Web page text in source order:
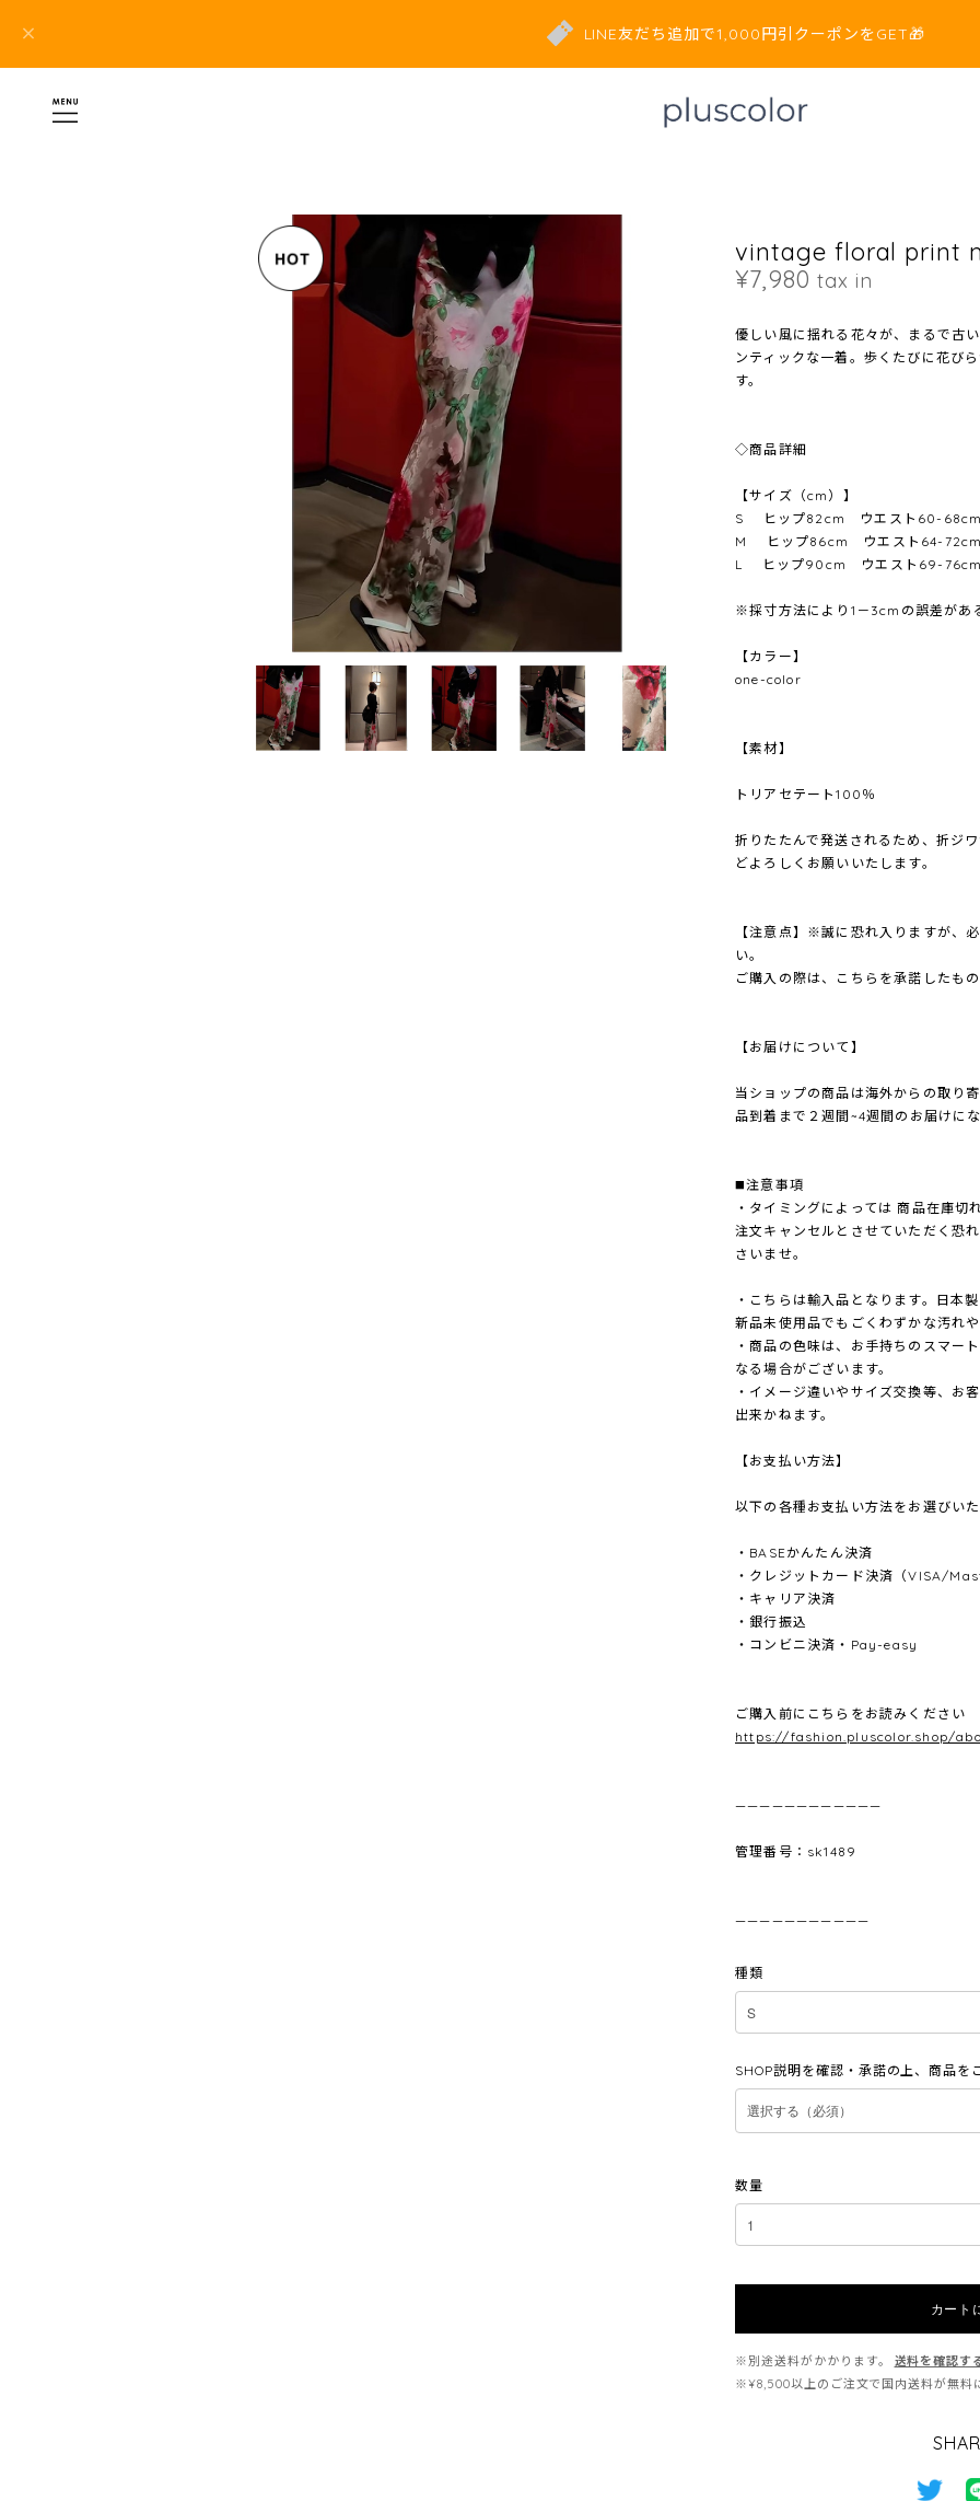
LINE友だち追加で1,000円引クーポンをGET🎁
vintage floral print
¥7,980 tax in
優しい風に揺れる花々が、まるで古
ンティックな一着。歩くたびに花び
す。
◇商品詳細
【サイズ（cm）】
S ヒップ82cm ウエスト60-
M ヒップ86cm ウエスト64-
L ヒップ90cm ウエスト69-
※採寸方法により1－3cmの誤差があ
【カラー】
one-color
【素材】
トリアセテート100％
折りたたんで発送されるため、折ジ
どよろしくお願いいたします。
【注意点】※誠に恐れ入りますが、
い。
ご購入の際は、こちらを承諾したも
【お届けについて】
当ショップの商品は海外からの取り
品到着まで２週間~4週間のお届けに
◼️注意事項
・タイミングによっては 商品在庫切
注文キャンセルとさせていただく恐
さいませ。
・こちらは輸入品となります。日本
新品未使用品でもごくわずかな汚れ
・商品の色味は、お手持ちのスマー
なる場合がございます。
・イメージ違いやサイズ交換等、お
出来かねます。
【お支払い方法】
以下の各種お支払い方法をお選びい
・BASEかんたん決済
・クレジットカード決済（VISA/
・キャリア決済
・銀行振込
・コンビニ決済・Pay-easy
ご購入前にこちらをお読みください
https://fashion.pluscolor.shop/
————————————
管理番号：sk1489
———————————
種類
SHOP説明を確認・承諾の上、商品を
数量
カート
※別途送料がかかります。
送料を確認す
※¥8,500以上のご注文で国内送料が無料